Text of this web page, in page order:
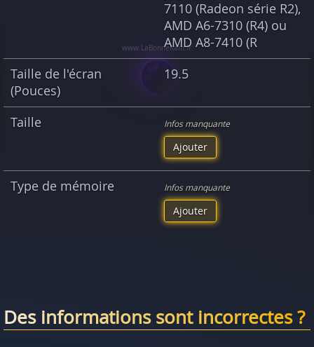
7110 (Radeon série R2),
AMD A6-7310 (R4) ou
AMD A8-7410 (R
Taille de l'écran
(Pouces)
19.5
Taille Infos manquante
Ajouter
Type de mémoire Infos manquante
Ajouter
Des informations sont incorrectes ?